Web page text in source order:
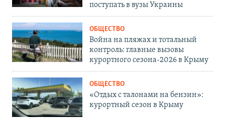
поступать в вузы Украины
ОБЩЕСТВО
Война на пляжах и тотальный
контроль: главные вызовы
курортного сезона-2026 в Крыму
ОБЩЕСТВО
«Отдых с талонами на бензин»:
курортный сезон в Крыму